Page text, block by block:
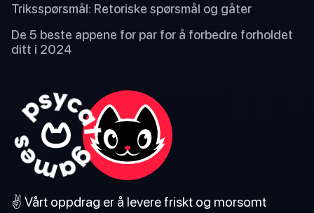
Triksspørsmål: Retoriske spørsmål og gåter
De 5 beste appene for par for å forbedre forholdet
ditt i 2024
✌️ Vårt oppdrag er å levere friskt og morsomt